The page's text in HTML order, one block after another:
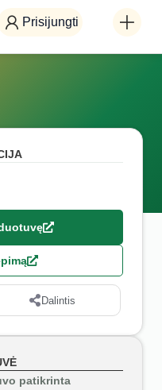
Prisijungti
Dalintis
patikrinta